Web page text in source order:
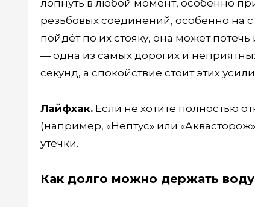
лопнуть в любой момент, особенно
резьбовых соединений, особенно на
пойдёт по их стояку, она может
— одна из самых дорогих и
секунд, а спокойствие стоит этих
Лайфхак. Если не хотите полностью
(например, «Нептус» или
утечки.
Как долго можно держать